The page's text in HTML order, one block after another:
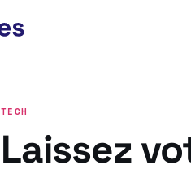
TECH
Laissez